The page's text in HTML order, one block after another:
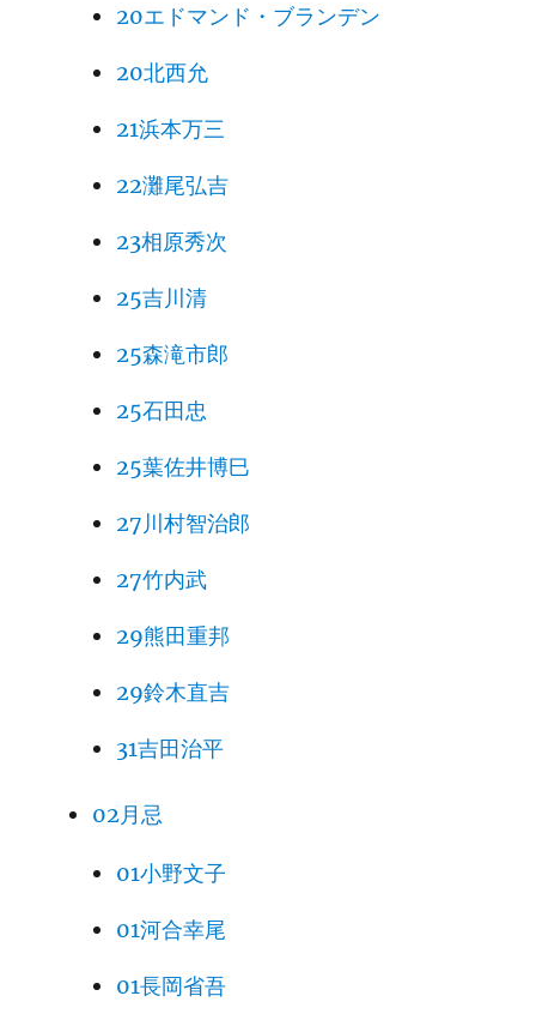
20エドマンド・ブランデン
20北西允
21浜本万三
22灘尾弘吉
23相原秀次
25吉川清
25森滝市郎
25石田忠
25葉佐井博巳
27川村智治郎
27竹内武
29熊田重邦
29鈴木直吉
31吉田治平
02月忌
01小野文子
01河合幸尾
01長岡省吾